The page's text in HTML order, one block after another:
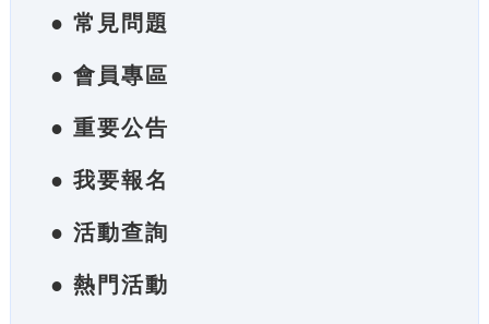
● 常見問題
● 會員專區
● 重要公告
● 我要報名
● 活動查詢
● 熱門活動